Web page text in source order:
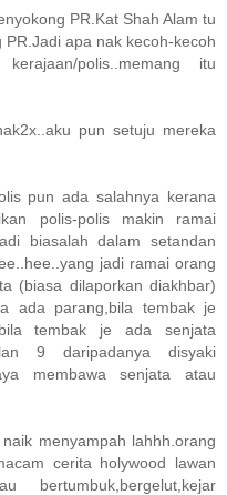
PR.Kat Shah Alam tu
apa nak kecoh-kecoh
polis..memang itu
pun setuju mereka
pun ada salahnya kerana
polis-polis makin ramai
biasalah dalam setandan
jadi ramai orang
(biasa dilaporkan diakhbar)
ada parang,bila tembak je
tembak je ada senjata
9 daripadanya disyaki
membawa senjata atau
menyampah lahhh.orang
cerita holywood lawan
bertumbuk,bergelut,kejar